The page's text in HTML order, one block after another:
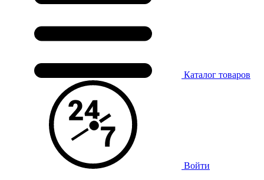
Каталог товаров
Войти